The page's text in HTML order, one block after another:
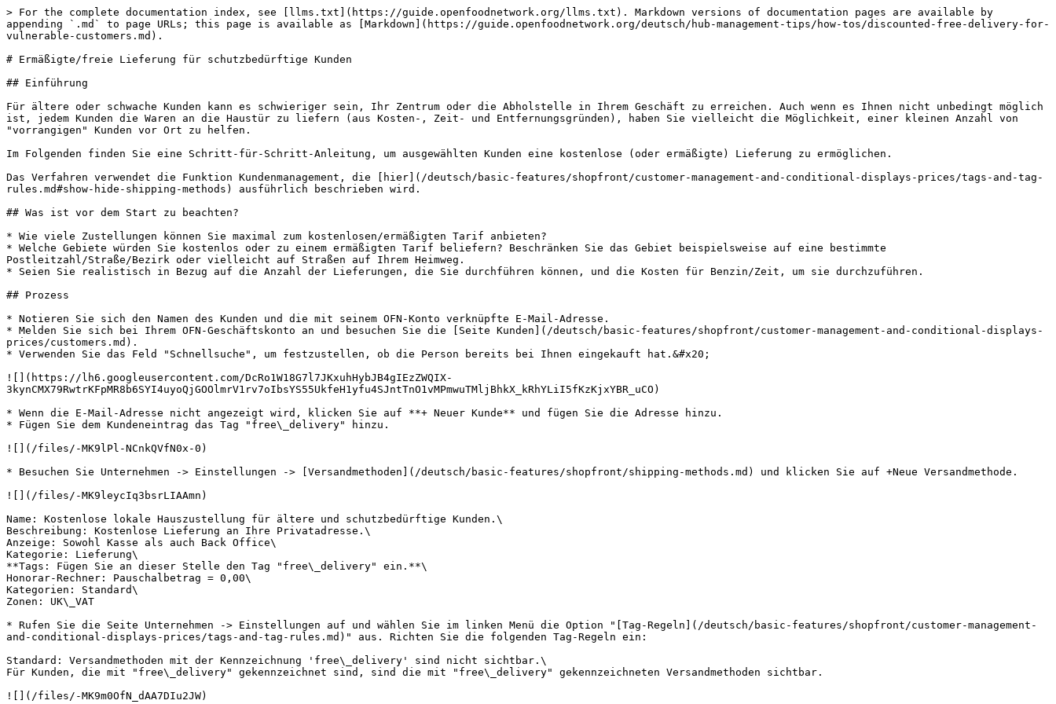
> For the complete documentation index, see [llms.txt](https://guide.openfoodnetwork.org/llms.txt). Markdown versions of documentation pages are available by
appending `.md` to page URLs; this page is available as [Markdown](https://guide.openfoodnetwork.org/deutsch/hub-management-tips/how-tos/discounted-free-delivery-for-
vulnerable-customers.md).
# Ermäßigte/freie Lieferung für schutzbedürftige Kunden
## Einführung
Für ältere oder schwache Kunden kann es schwieriger sein, Ihr Zentrum oder die Abholstelle in Ihrem Geschäft zu erreichen. Auch wenn es Ihnen nicht unbedingt möglich
ist, jedem Kunden die Waren an die Haustür zu liefern (aus Kosten-, Zeit- und Entfernungsgründen), haben Sie vielleicht die Möglichkeit, einer kleinen Anzahl von
"vorrangigen" Kunden vor Ort zu helfen.
Im Folgenden finden Sie eine Schritt-für-Schritt-Anleitung, um ausgewählten Kunden eine kostenlose (oder ermäßigte) Lieferung zu ermöglichen.
Das Verfahren verwendet die Funktion Kundenmanagement, die [hier](/deutsch/basic-features/shopfront/customer-management-and-conditional-displays-prices/tags-and-tag-
rules.md#show-hide-shipping-methods) ausführlich beschrieben wird.
## Was ist vor dem Start zu beachten?
* Wie viele Zustellungen können Sie maximal zum kostenlosen/ermäßigten Tarif anbieten?
* Welche Gebiete würden Sie kostenlos oder zu einem ermäßigten Tarif beliefern? Beschränken Sie das Gebiet beispielsweise auf eine bestimmte
Postleitzahl/Straße/Bezirk oder vielleicht auf Straßen auf Ihrem Heimweg.
* Seien Sie realistisch in Bezug auf die Anzahl der Lieferungen, die Sie durchführen können, und die Kosten für Benzin/Zeit, um sie durchzuführen.
## Prozess
* Notieren Sie sich den Namen des Kunden und die mit seinem OFN-Konto verknüpfte E-Mail-Adresse.
* Melden Sie sich bei Ihrem OFN-Geschäftskonto an und besuchen Sie die [Seite Kunden](/deutsch/basic-features/shopfront/customer-management-and-conditional-displays-
prices/customers.md).
* Verwenden Sie das Feld "Schnellsuche", um festzustellen, ob die Person bereits bei Ihnen eingekauft hat.&#x20;
![](https://lh6.googleusercontent.com/DcRo1W18G7l7JKxuhHybJB4gIEzZWQIX-
3kynCMX79RwtrKFpMR8b6SYI4uyoQjGOOlmrV1rv7oIbsYS55UkfeH1yfu4SJntTnO1vMPmwuTMljBhkX_kRhYLiI5fKzKjxYBR_uCO)
* Wenn die E-Mail-Adresse nicht angezeigt wird, klicken Sie auf **+ Neuer Kunde** und fügen Sie die Adresse hinzu.
* Fügen Sie dem Kundeneintrag das Tag "free\_delivery" hinzu.
![](/files/-MK9lPl-NCnkQVfN0x-0)
* Besuchen Sie Unternehmen -> Einstellungen -> [Versandmethoden](/deutsch/basic-features/shopfront/shipping-methods.md) und klicken Sie auf +Neue Versandmethode.
![](/files/-MK9leycIq3bsrLIAAmn)
Name: Kostenlose lokale Hauszustellung für ältere und schutzbedürftige Kunden.\
Beschreibung: Kostenlose Lieferung an Ihre Privatadresse.\
Anzeige: Sowohl Kasse als auch Back Office\
Kategorie: Lieferung\
**Tags: Fügen Sie an dieser Stelle den Tag "free\_delivery" ein.**\
Honorar-Rechner: Pauschalbetrag = 0,00\
Kategorien: Standard\
Zonen: UK\_VAT
* Rufen Sie die Seite Unternehmen -> Einstellungen auf und wählen Sie im linken Menü die Option "[Tag-Regeln](/deutsch/basic-features/shopfront/customer-management-
and-conditional-displays-prices/tags-and-tag-rules.md)" aus. Richten Sie die folgenden Tag-Regeln ein:
Standard: Versandmethoden mit der Kennzeichnung 'free\_delivery' sind nicht sichtbar.\
Für Kunden, die mit "free\_delivery" gekennzeichnet sind, sind die mit "free\_delivery" gekennzeichneten Versandmethoden sichtbar.
![](/files/-MK9m0OfN_dAA7DIu2JW)